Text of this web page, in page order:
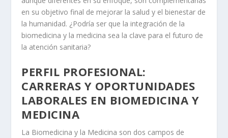
en su objetivo final de mejorar la salud y el bienestar de
la humanidad. ¿Podría ser que la integración de la
biomedicina y la medicina sea la clave para el futuro de
la atención sanitaria?
PERFIL PROFESIONAL:
CARRERAS Y OPORTUNIDADES
LABORALES EN BIOMEDICINA Y
MEDICINA
La Biomedicina y la Medicina son dos campos de